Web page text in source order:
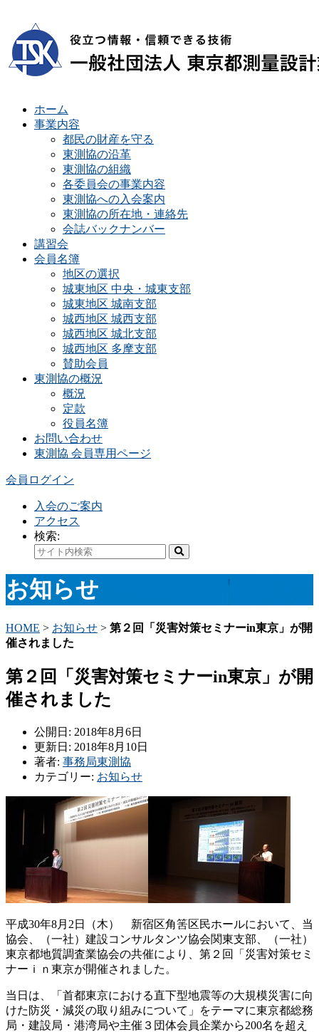
ホーム
事業内容
都民の財産を守る
東測協の沿革
東測協の組織
各委員会の事業内容
東測協への入会案内
東測協の所在地・連絡先
会誌バックナンバー
講習会
会員名簿
地区の選択
城東地区 中央・城東支部
城東地区 城南支部
城西地区 城西支部
城西地区 城北支部
城西地区 多摩支部
賛助会員
東測協の概況
概況
定款
役員名簿
お問い合わせ
東測協 会員専用ページ
会員ログイン
入会のご案内
アクセス
検索:
お知らせ
HOME > お知らせ > 第２回「災害対策セミナーin東京」が開
催されました
第２回「災害対策セミナーin東京」が開
催されました
公開日: 2018年8月6日
更新日: 2018年8月10日
著者: 事務局東測協
カテゴリー: お知らせ
平成30年8月 2 日（木） 新宿区角筈区民ホールにおいて、当
協会、（一社）建設コンサルタンツ協会関東支部、（一社）
東京都地質調査業協会の共催により、第２回「災害対策セミ
ナーｉｎ東京が開催されました。
当日は、「首都東京における直下型地震等の大規模災害に向
けた防災・減災の取り組みについて」をテーマに東京都総務
局・建設局・港湾局や主催３団体会員企業から200名を超え